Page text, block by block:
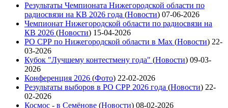
Результаты Чемпионата Нижегородской области по
радиосвязи на КВ 2026 года (Новости) 07-06-2026
Чемпионат Нижегородской области по радиосвязи на
КВ 2026 (Новости) 15-04-2026
РО СРР по Нижегородской области в Max (Новости) 22-
03-2026
Кубок "Лучшему контестмену года" (Новости) 09-03-
2026
Конференция 2026 (Фото) 22-02-2026
Результаты выборов в РО СРР 2026 года (Новости) 22-
02-2026
Космос - в Семёнове (Новости) 08-02-2026